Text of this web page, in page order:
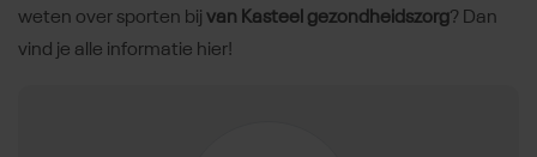
weten over sporten bij van Kasteel gezondheidszorg? Dan
vind je alle informatie hier!